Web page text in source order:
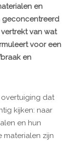
en
geconcentreerd
van wat
voor een
en
overtuiging dat
kijken: naar
en hun
materialen zijn